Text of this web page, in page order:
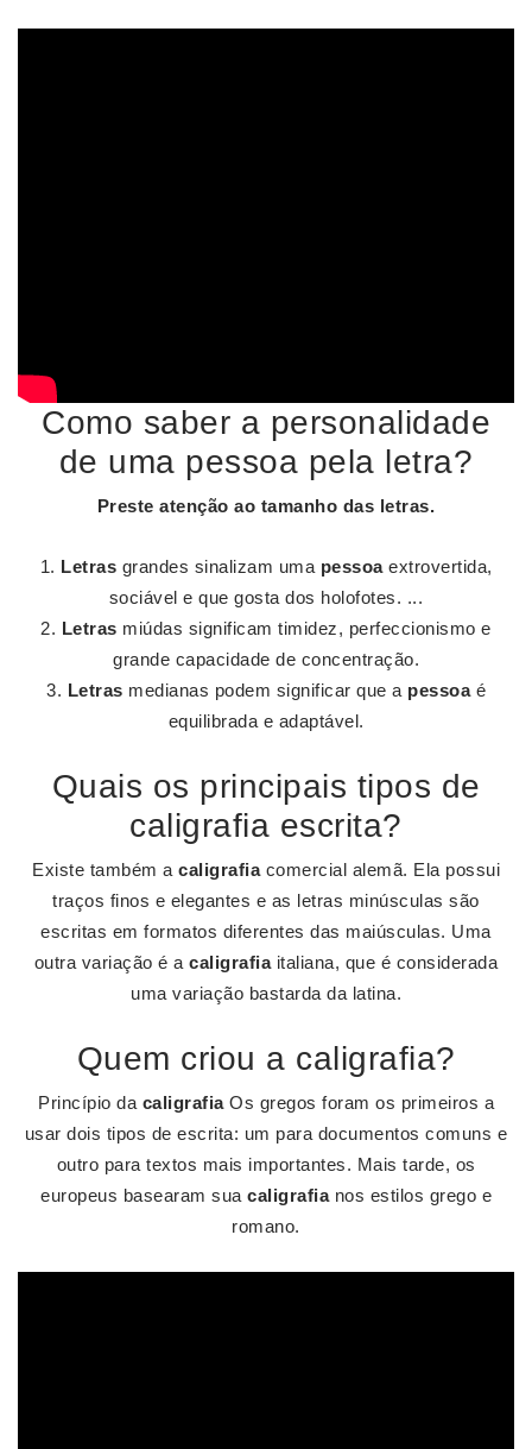
Como saber a personalidade
de uma pessoa pela letra?
Preste atenção ao tamanho das letras.
Letras grandes sinalizam uma pessoaextrovertida,
sociável e que gosta dos holofotes. ...
Letras miúdas significam timidez, perfeccionismo e
grande capacidade de concentração.
Letras medianas podem significar que a pessoaé
equilibrada e adaptável.
Quais os principais tipos de
caligrafia escrita?
Existe também a caligrafiacomercial alemã. Ela possui
traços finos e elegantes e as letras minúsculas são
escritas em formatos diferentes das maiúsculas. Uma
outra variação é acaligrafiaitaliana, que é considerada
uma variação bastarda da latina.
Quem criou a caligrafia?
Princípio da caligrafiaOs gregos foram os primeiros a
usar dois tipos de escrita: um para documentos comuns e
outro para textos mais importantes. Mais tarde, os
europeus basearam sua caligrafianos estilos grego e
romano.